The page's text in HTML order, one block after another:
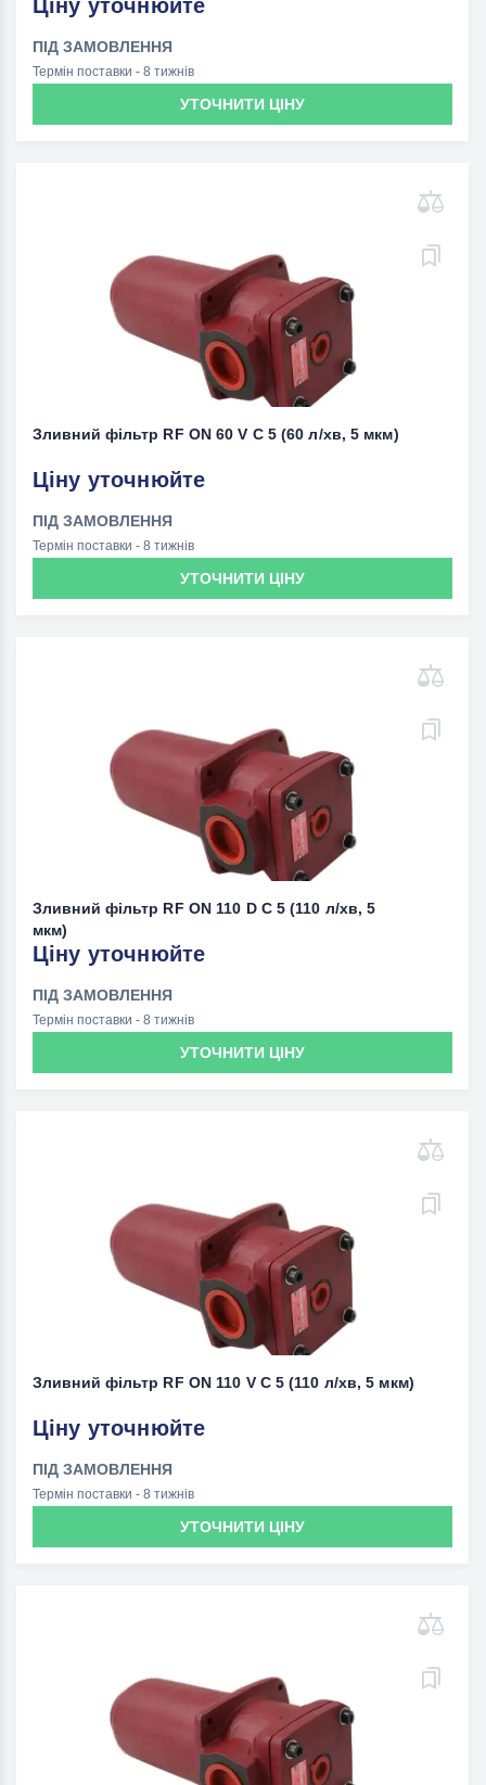
Ціну уточнюйте
ПІД ЗАМОВЛЕННЯ
Термін поставки - 8 тижнів
УТОЧНИТИ ЦІНУ
Зливний фільтр RF ON 60 V C 5 (60 л/хв, 5 мкм)
Ціну уточнюйте
ПІД ЗАМОВЛЕННЯ
Термін поставки - 8 тижнів
УТОЧНИТИ ЦІНУ
Зливний фільтр RF ON 110 D C 5 (110 л/хв, 5
мкм)
Ціну уточнюйте
ПІД ЗАМОВЛЕННЯ
Термін поставки - 8 тижнів
УТОЧНИТИ ЦІНУ
Зливний фільтр RF ON 110 V C 5 (110 л/хв, 5 мкм)
Ціну уточнюйте
ПІД ЗАМОВЛЕННЯ
Термін поставки - 8 тижнів
УТОЧНИТИ ЦІНУ